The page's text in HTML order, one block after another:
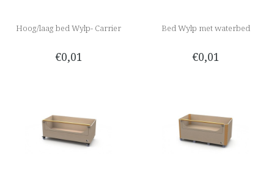
Hoog/laag bed Wylp- Carrier
€0,01
Bed Wylp met waterbed
€0,01